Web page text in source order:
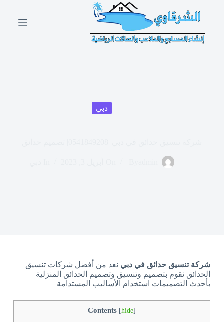
دبي
شركة تنسيق حدائق في دبي نعد من أفضل شركات تنسيق
الحدائق نقوم بتصميم وتنسيق وتصميم الحدائق المنزلية
بأحدث التصميمات استخدام الأساليب المستدامة
Contents [hide]